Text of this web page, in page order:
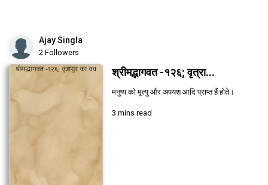
Ajay Singla
2 Followers
श्रीमद्भागवत -१२६; वृत्रा...
मनुष्य को मृत्यु और अपयश आदि प्राप्त हैं होते।
3 mins read